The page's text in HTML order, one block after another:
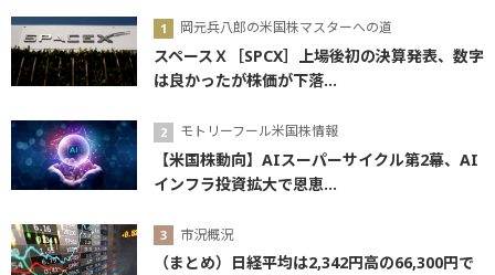
岡元兵八郎の米国株マスターへの道
スペースＸ［SPCX］上場後初の決算発表、数字
は良かったが株価が下落...
モトリーフール米国株情報
【米国株動向】AIスーパーサイクル第2幕、AI
インフラ投資拡大で恩恵...
市況概況
（まとめ）日経平均は2,342円高の66,300円で